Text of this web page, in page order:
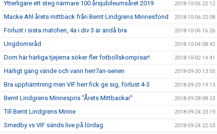
Ytterligare ett steg närmare 100 årsjubileumsåret 2019 2018-10-06 22:12
Macke Ahl årets mittback från Bernt Lindgrens Minnesfond 2018-10-06 22:08
Förlust i sista matchen, 4a i div 3 är ändå bra 2018-10-06 16:26
Ungdomsråd 2018-10-04 08:42
Dom här härliga tjejerna söker fler fotbollskompisar! 2018-10-02 14:41
Härligt gäng vände och vann herr7an-serien 2018-09-30 13:50
Bra upphämtning men VIF herr fick ge sig, förlust 4-3 2018-09-29 19:13
Bernt Lindgrens Minnespris "Årets Mittbackar" 2018-09-28 08:53
Till Bernt Lindgrens Minne 2018-09-24 23:19
Smedby vs VIF sänds live på lördag 2018-09-24 22:53